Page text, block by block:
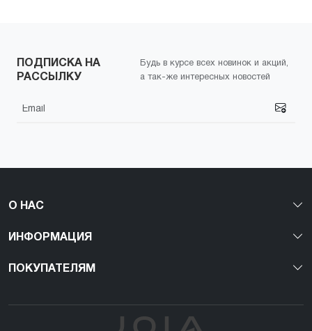
ПОДПИСКА НА
РАССЫЛКУ
Будь в курсе всех новинок и акций,
а так-же интересных новостей
О НАС
ИНФОРМАЦИЯ
ПОКУПАТЕЛЯМ